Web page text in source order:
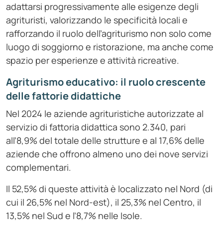
adattarsi progressivamente alle esigenze degli
agrituristi, valorizzando le specificità locali e
rafforzando il ruolo dell’agriturismo non solo come
luogo di soggiorno e ristorazione, ma anche come
spazio per esperienze e attività ricreative.
Agriturismo educativo: il ruolo crescente
delle fattorie didattiche
Nel 2024 le aziende agrituristiche autorizzate al
servizio di fattoria didattica sono 2.340, pari
all’8,9% del totale delle strutture e al 17,6% delle
aziende che offrono almeno uno dei nove servizi
complementari.
Il 52,5% di queste attività è localizzato nel Nord (di
cui il 26,5% nel Nord-est), il 25,3% nel Centro, il
13,5% nel Sud e l’8,7% nelle Isole.